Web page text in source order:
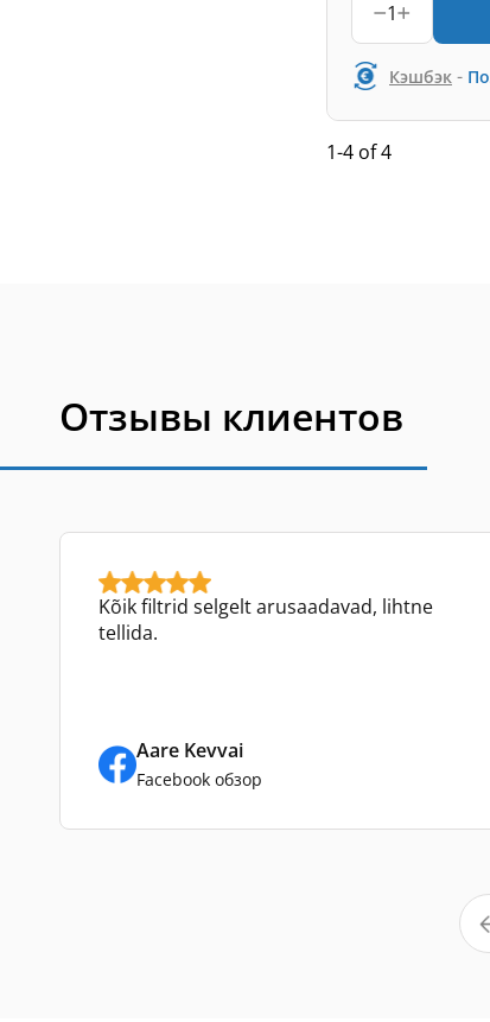
1
Кэшбэк -
1-4 of 4
Отзывы клиентов
Kõik filtrid selgelt arusaadavad, lihtne
tellida.
Aare Kevvai
Facebook обзор